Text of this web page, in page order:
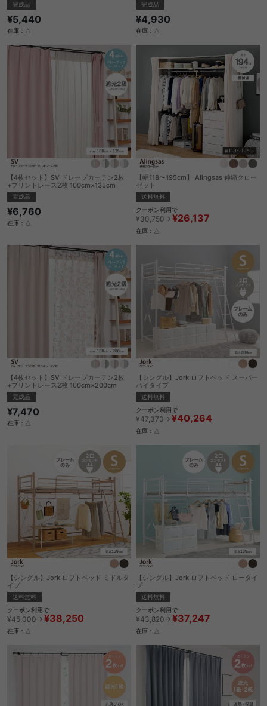
完成品
¥5,440
在庫：△
完成品
¥4,930
在庫：△
【4枚セット】SV ドレープカーテン2枚
+プリントレース2枚 100cm×135cm
完成品
¥6,760
在庫：△
【幅118〜195cm】 Alingsas 伸縮クロー
ゼット
送料無料
クーポン利用で
¥30,750→ ¥26,137
在庫：△
【4枚セット】SV ドレープカーテン2枚
+プリントレース2枚 100cm×200cm
完成品
¥7,470
在庫：△
【シングル】Jork ロフトベッド スーパー
ハイタイプ
送料無料
クーポン利用で
¥47,370→ ¥40,264
在庫：△
【シングル】Jork ロフトベッド ミドルタ
イプ
送料無料
クーポン利用で
¥45,000→ ¥38,250
在庫：△
【シングル】Jork ロフトベッド ロータイ
プ
送料無料
クーポン利用で
¥43,820→ ¥37,247
在庫：△